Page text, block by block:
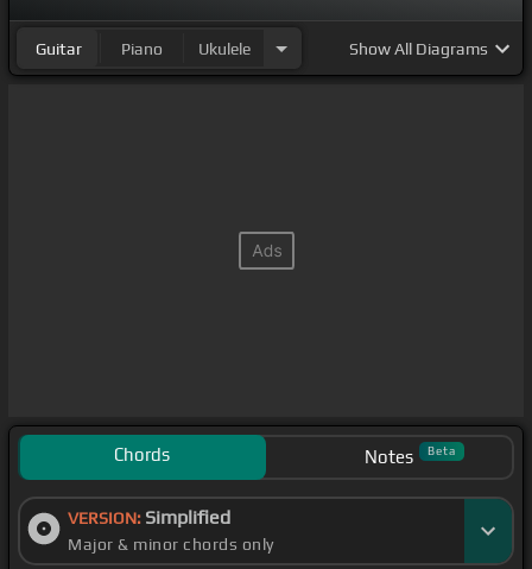
Guitar Piano Ukulele ShowAll Diagrams
Chords Notes Beta
VERSION: Simplified
Major & minor chords only